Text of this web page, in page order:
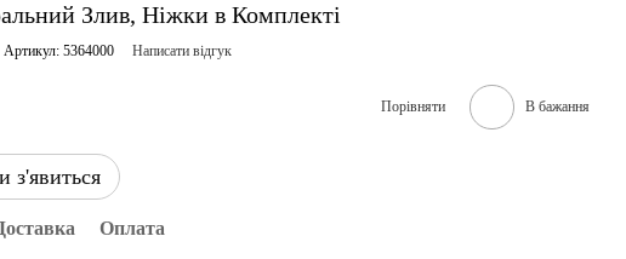
Злив, Ніжки в Комплекті
Артикул: 5364000 Написати відгук
Порівняти В бажання
з'явиться
Оплата